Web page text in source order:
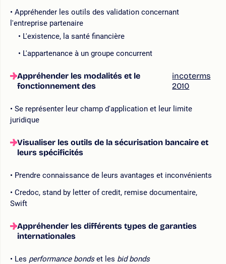
Appréhender les outils des validation concernant
l'entreprise partenaire
L'existence, la santé financière
L'appartenance à un groupe concurrent
Appréhender les modalités et le
fonctionnement des
incoterms
2010
Se représenter leur champ d'application et leur limite
juridique
Visualiser les outils de la sécurisation bancaire et
leurs spécificités
Prendre connaissance de leurs avantages et inconvénients
Credoc, stand by letter of credit, remise documentaire,
Swift
Appréhender les différents types de garanties
internationales
Les performance bondset les bid bonds